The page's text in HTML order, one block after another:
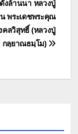
งล้านนา หลวงปู่
พระเดชพระคุณ
คลวิสุทธิ์ (หลวงปู่
กลฺยาณธมฺโม)